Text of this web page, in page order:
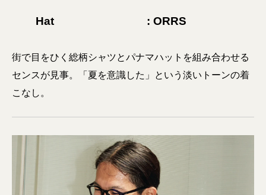
Hat : ORRS
街で目をひく総柄シャツとパナマハットを組み合わせる
センスが見事。「夏を意識した」という淡いトーンの着
こなし。